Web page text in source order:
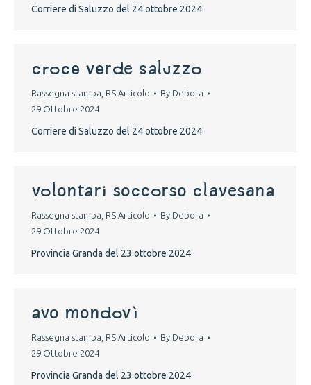
Corriere di Saluzzo del 24 ottobre 2024
croce verde saluzzo
Rassegna stampa RS Articolo By Debora
29 Ottobre 2024
Corriere di Saluzzo del 24 ottobre 2024
volontari soccorso clavesana
Rassegna stampa RS Articolo By Debora
29 Ottobre 2024
Provincia Granda del 23 ottobre 2024
Avo Mondovì
Rassegna stampa RS Articolo By Debora
29 Ottobre 2024
Provincia Granda del 23 ottobre 2024